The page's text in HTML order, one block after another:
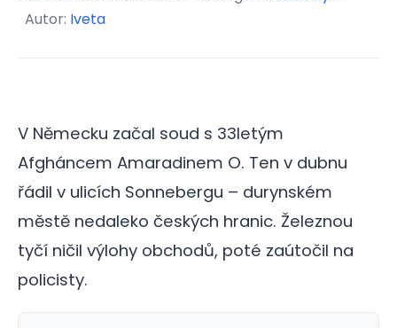
Autor: Iveta
V Německu začal soud s 33letým
Afgháncem Amaradinem O. Ten v dubnu
řádil v ulicích Sonnebergu – durynském
městě nedaleko českých hranic. Železnou
tyčí ničil výlohy obchodů, poté zaútočil na
policisty.